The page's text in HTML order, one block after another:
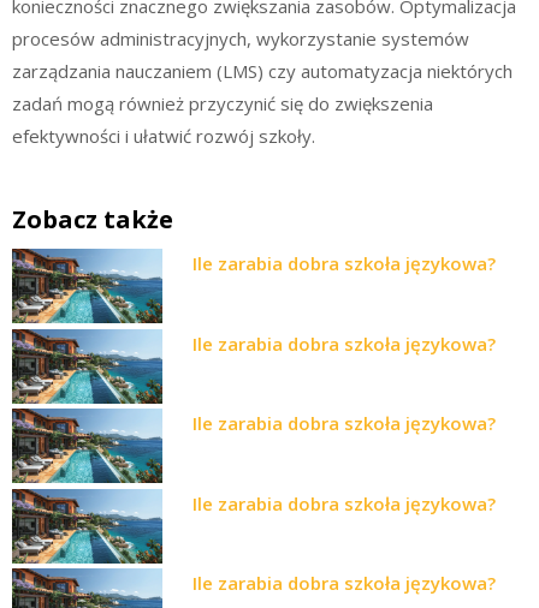
konieczności znacznego zwiększania zasobów. Optymalizacja
procesów administracyjnych, wykorzystanie systemów
zarządzania nauczaniem (LMS) czy automatyzacja niektórych
zadań mogą również przyczynić się do zwiększenia
efektywności i ułatwić rozwój szkoły.
Zobacz także
Ile zarabia dobra szkoła językowa?
Ile zarabia dobra szkoła językowa?
Ile zarabia dobra szkoła językowa?
Ile zarabia dobra szkoła językowa?
Ile zarabia dobra szkoła językowa?